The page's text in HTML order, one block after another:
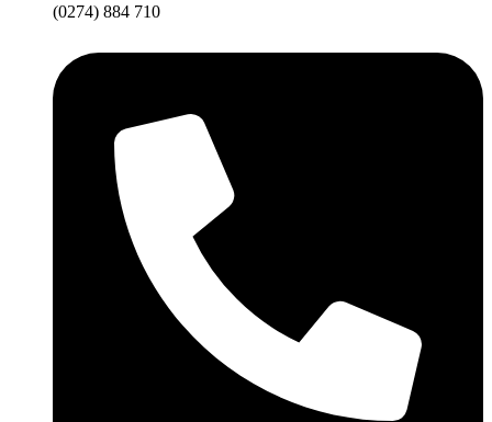
(0274) 884 710